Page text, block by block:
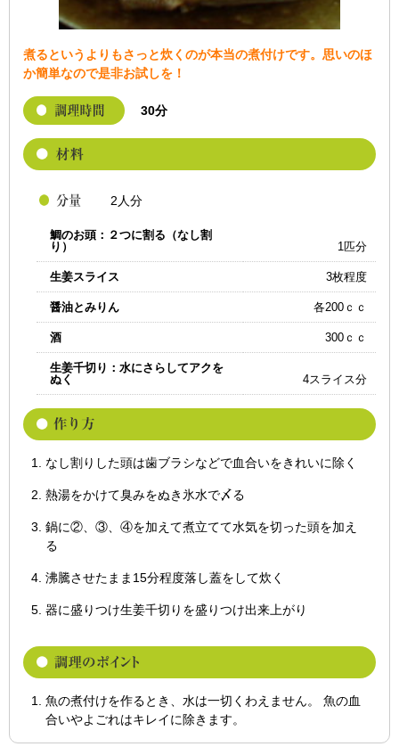
煮るというよりもさっと炊くのが本当の煮付けです。思いのほ
か簡単なので是非お試しを！
30分
2人分
鯛のお頭：２つに割る（なし割
り）
1匹分
生姜スライス 3枚程度
醤油とみりん 各200ｃｃ
酒 300ｃｃ
生姜千切り：水にさらしてアクを
ぬく
4スライス分
なし割りした頭は歯ブラシなどで血合いをきれいに除く
熱湯をかけて臭みをぬき氷水で〆る
鍋に②、③、④を加えて煮立てて水気を切った頭を加え
る
沸騰させたまま15分程度落し蓋をして炊く
器に盛りつけ生姜千切りを盛りつけ出来上がり
魚の煮付けを作るとき、水は一切くわえません。 魚の血
合いやよごれはキレイに除きます。